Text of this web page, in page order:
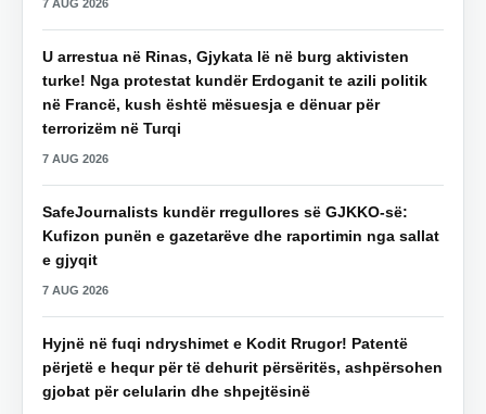
7 AUG 2026
U arrestua në Rinas, Gjykata lë në burg aktivisten
turke! Nga protestat kundër Erdoganit te azili politik
në Francë, kush është mësuesja e dënuar për
terrorizëm në Turqi
7 AUG 2026
SafeJournalists kundër rregullores së GJKKO-së:
Kufizon punën e gazetarëve dhe raportimin nga sallat
e gjyqit
7 AUG 2026
Hyjnë në fuqi ndryshimet e Kodit Rrugor! Patentë
përjetë e hequr për të dehurit përsëritës, ashpërsohen
gjobat për celularin dhe shpejtësinë